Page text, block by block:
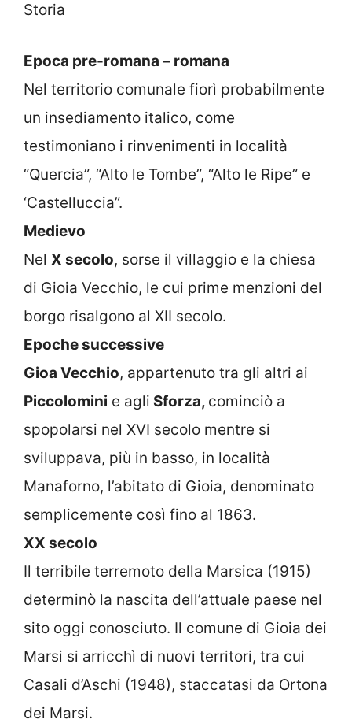
Storia
Epoca pre-romana – romana
Nel territorio comunale fiorì probabilmente
un insediamento italico, come
testimoniano i rinvenimenti in località
“Quercia”, “Alto le Tombe”, “Alto le Ripe” e
‘Castelluccia”.
Medievo
Nel X secolo, sorse il villaggio e la chiesa
di Gioia Vecchio, le cui prime menzioni del
borgo risalgono al XII secolo.
Epoche successive
Gioa Vecchio, appartenuto tra gli altri ai
Piccolomini e agli Sforza, cominciò a
spopolarsi nel XVI secolo mentre si
sviluppava, più in basso, in località
Manaforno, l’abitato di Gioia, denominato
semplicemente così fino al 1863.
XX secolo
Il terribile terremoto della Marsica (1915)
determinò la nascita dell’attuale paese nel
sito oggi conosciuto. Il comune di Gioia dei
Marsi si arricchì di nuovi territori, tra cui
Casali d’Aschi (1948), staccatasi da Ortona
dei Marsi.